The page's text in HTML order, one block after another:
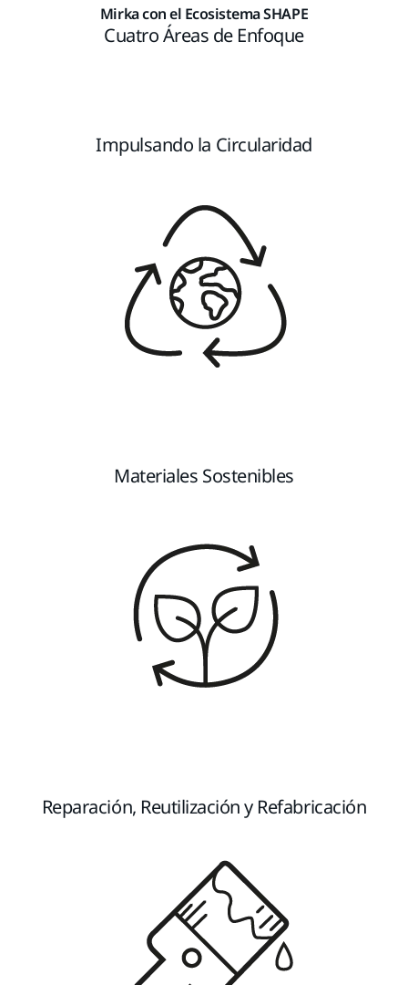
Mirka con el Ecosistema SHAPE
Cuatro Áreas de Enfoque
Impulsando la Circularidad
Materiales Sostenibles
Reparación, Reutilización y Refabricación